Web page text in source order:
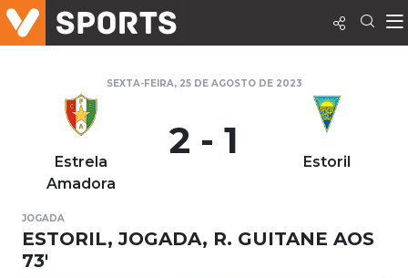
SEXTA-FEIRA, 25 DE AGOSTO DE 2023
Estrela
Amadora
2 - 1 Estoril
JOGADA
ESTORIL, JOGADA, R. GUITANE AOS
73'